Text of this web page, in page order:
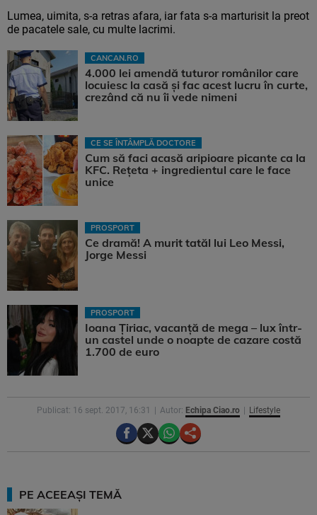
Lumea, uimita, s-a retras afara, iar fata s-a marturisit la preot
de pacatele sale, cu multe lacrimi.
CANCAN.RO
4.000 lei amendă tuturor românilor care
locuiesc la casă și fac acest lucru în curte,
crezând că nu îi vede nimeni
CE SE ÎNTÂMPLĂ DOCTORE
Cum să faci acasă aripioare picante ca la
KFC. Rețeta + ingredientul care le face
unice
PROSPORT
Ce dramă! A murit tatăl lui Leo Messi,
Jorge Messi
PROSPORT
Ioana Țiriac, vacanță de mega – lux într-
un castel unde o noapte de cazare costă
1.700 de euro
Publicat: 16 sept. 2017, 16:31 Autor: Echipa Ciao.ro Lifestyle
PE ACEEAȘI TEMĂ